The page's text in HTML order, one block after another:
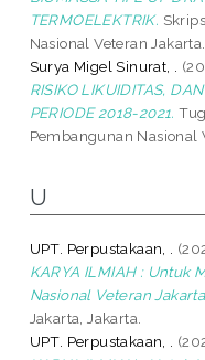
TERMOELEKTRIK.
Nasional Veteran Jakarta.
Surya Migel Sinurat, .
RISIKO LIKUIDITAS,
PERIODE 2018-2021.
Pembangunan Nasional
U
UPT. Perpustakaan, .
KARYA ILMIAH : Untuk
Nasional Veteran
Jakarta, Jakarta.
UPT. Perpustakaan, .